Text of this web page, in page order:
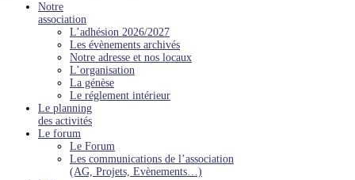
Notre
association
L’adhésion 2026/2027
Les évènements archivés
Notre adresse et nos locaux
L’organisation
La génèse
Le réglement intérieur
Le planning
des activités
Le forum
Le Forum
Les communications de l’association
(AG, Projets, Evènements…)